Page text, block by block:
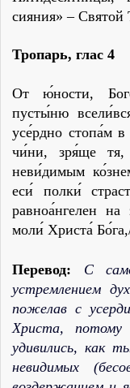
сияния» – Святой
Тропарь, глас 4
От ю́ности,
пусты́ню
усе́рдно стопа́м
чи́ни, зря́ще
неви́димым
еси́ полки́
равноа́нгелен на
моли́ Христа́
Перевод:
С
устремлением
пожелав с
Христа, потому
удивились, как
невидимых